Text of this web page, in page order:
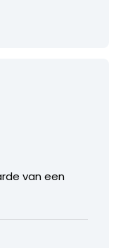
van een